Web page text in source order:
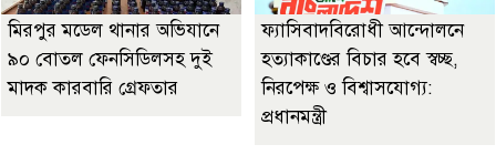
মিরপুর মডেল থানার অভিযানে
৯০ বোতল ফেনসিডিলসহ দুই
মাদক কারবারি গ্রেফতার
ফ্যাসিবাদবিরোধী আন্দোলনে
হত্যাকাণ্ডের বিচার হবে স্বচ্ছ,
নিরপেক্ষ ও বিশ্বাসযোগ্য:
প্রধানমন্ত্রী